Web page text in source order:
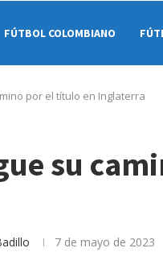
FÚTBOL COLOMBIANO
por el título en Inglaterra
su
7 de mayo de 2023